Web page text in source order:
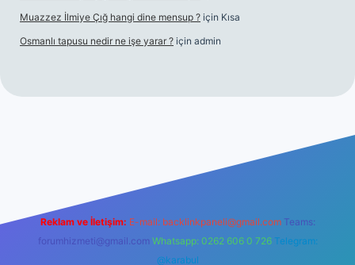
Muazzez İlmiye Çığ hangi dine mensup ? için Kısa
Osmanlı tapusu nedir ne işe yarar ? için admin
Reklam ve İletişim: E-mail: backlinkpaneli@gmail.com Teams:
forumhizmeti@gmail.com Whatsapp: 0262 606 0 726 Telegram:
@karabul